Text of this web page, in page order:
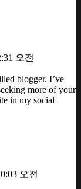
오전
blogger. I’ve
more of your
in my social
오전